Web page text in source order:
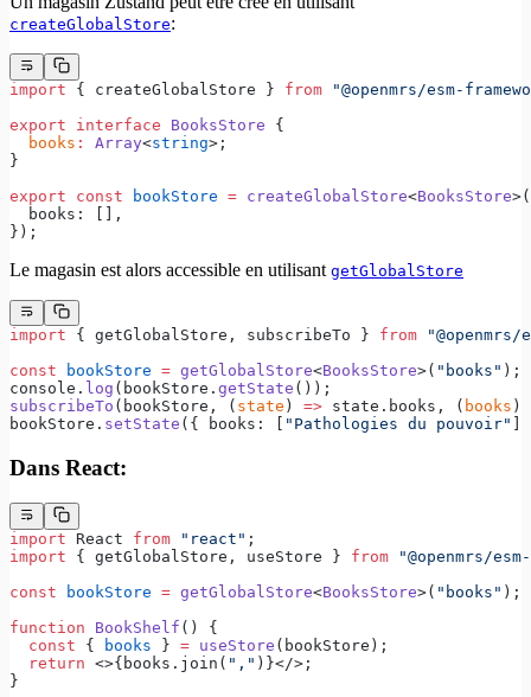
createGlobalStore:
import { createGlobalStore } from "@openmrs/esm-
export interface BooksStore {
  books
: Array<string>;
}
export const bookStore = createGlobalStore<BooksStore>(
  books: [],
});
Le magasin est alors accessible en utilisant getGlobalStore
import { getGlobalStore, subscribeTo } from "@openmrs/
const bookStore = getGlobalStore<BooksStore>( "books" );
console. log (bookStore. getState ());
subscribeTo (bookStore, ( state ) => state.books, ( books )
bookStore. setState ({ books: [ "Pathologies du pouvoir"
Dans React:
import React from "react" ;
import { getGlobalStore, useStore } from "@openmrs/
const bookStore = getGlobalStore<BooksStore>( "books" );
function BookShelf () {
  const
{ books } = useStore (bookStore);
  return
<>{books.join( "," )}</>;
}